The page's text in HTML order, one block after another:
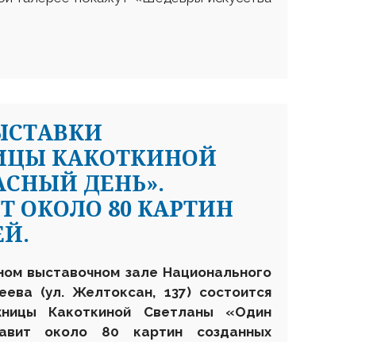
КАКОТКИНОЙ
ДЕНЬ».
ОКОЛО 80 КАРТИН
выставочном зале Национального
(ул. Желтоксан, 137) состоится
Какоткиной Светланы «Один
около 80 картин созданных